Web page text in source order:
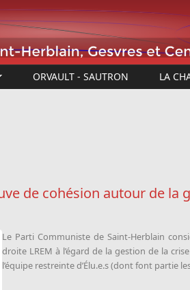
ORVAULT - SAUTRON LA
de cohésion autour de la
Le Parti Communiste de Saint-Herblain
droite LREM à l’égard de la gestion de la
l’équipe restreinte d’Élu.e.s (dont font partie